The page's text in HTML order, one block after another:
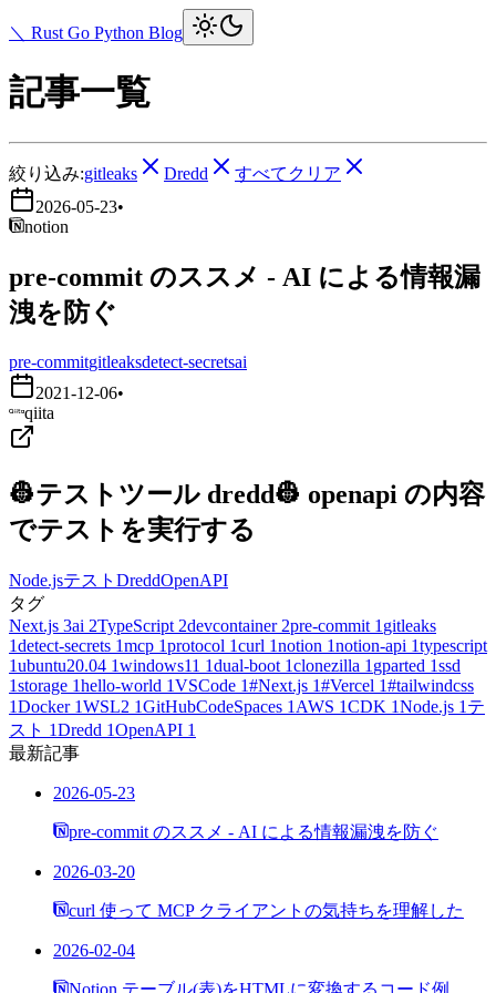
＼ Rust Go Python Blog
記事一覧
絞り込み:gitleaks Dredd
すべてクリア
2026-05-23•
notion
pre-commit のススメ - AI による情報漏
洩を防ぐ
pre-commitgitleaksdetect-secretsai
2021-12-06•
qiita
👷テストツール dredd👷 openapi の内容
でテストを実行する
Node.jsテスト DreddOpenAPI
タグ
Next.js 3ai 2TypeScript 2devcontainer 2pre-commit 1 gitleaks
1detect-secrets 1mcp 1protocol 1curl 1notion 1notion-api 1typescript
1ubuntu20.04 1windows11 1dual-boot 1clonezilla 1 gparted 1ssd
1storage 1hello-world 1VSCode 1#Next.js 1#Vercel 1#tailwindcss
1Docker 1WSL2 1GitHubCodeSpaces 1 AWS 1CDK 1Node.js 1 テ
スト 1Dredd 1OpenAPI 1
最新記事
2026-05-23
pre-commit のススメ - AI による情報漏洩を防ぐ
2026-03-20
curl 使って MCP クライアントの気持ちを理解した
2026-02-04
Notion テーブル(表)をHTMLに変換するコード例